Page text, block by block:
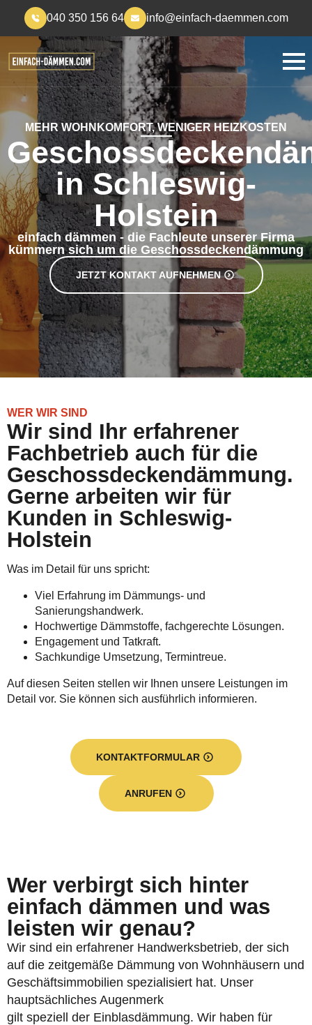
040 350 156 64 info@einfach-daemmen.com
MEHR WOHNKOMFORT, WENIGER HEIZKOSTEN
in Schleswig-
Holstein
einfach dämmen - die Fachleute unserer Firma
kümmern sich um die Geschossdeckendämmung
JETZT KONTAKT AUFNEHMEN
WER WIR SIND
Wir sind Ihr erfahrener
Fachbetrieb auch für die
Geschossdeckendämmung.
Gerne arbeiten wir für
Kunden in Schleswig-
Holstein
Was im Detail für uns spricht:
Viel Erfahrung im Dämmungs- und
Sanierungshandwerk.
Hochwertige Dämmstoffe, fachgerechte Lösungen.
Engagement und Tatkraft.
Sachkundige Umsetzung, Termintreue.
Auf diesen Seiten stellen wir Ihnen unsere Leistungen im
Detail vor. Sie können sich ausführlich informieren.
KONTAKTFORMULAR
ANRUFEN
Wer verbirgt sich hinter
einfach dämmen und was
leisten wir genau?
Wir sind ein erfahrener Handwerksbetrieb, der sich
auf die zeitgemäße Dämmung von Wohnhäusern und
Geschäftsimmobilien spezialisiert hat. Unser
hauptsächliches Augenmerk
gilt speziell der Einblasdämmung. Wir haben für